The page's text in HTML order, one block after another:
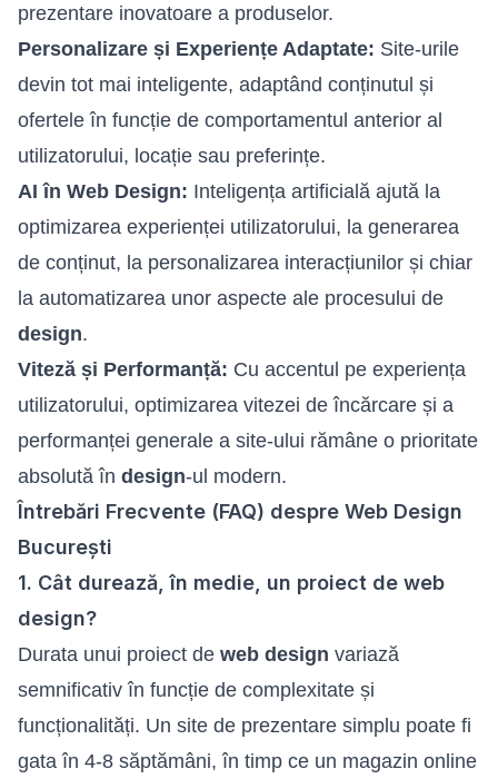
prezentare inovatoare a produselor.
Personalizare și Experiențe Adaptate: Site-urile
devin tot mai inteligente, adaptând conținutul și
ofertele în funcție de comportamentul anterior al
utilizatorului, locație sau preferințe.
AI în Web Design: Inteligența artificială ajută la
optimizarea experienței utilizatorului, la generarea
de conținut, la personalizarea interacțiunilor și chiar
la automatizarea unor aspecte ale procesului de
design.
Viteză și Performanță: Cu accentul pe experiența
utilizatorului, optimizarea vitezei de încărcare și a
performanței generale a site-ului rămâne o prioritate
absolută în design-ul modern.
Întrebări Frecvente (FAQ) despre Web Design
București
1. Cât durează, în medie, un proiect de web
design?
Durata unui proiect de web design variază
semnificativ în funcție de complexitate și
funcționalități. Un site de prezentare simplu poate fi
gata în 4-8 săptămâni, în timp ce un magazin online